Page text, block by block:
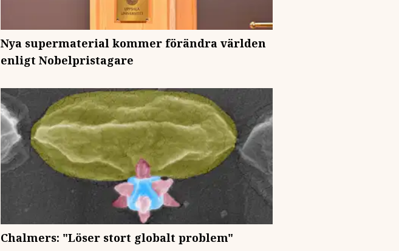
Nya supermaterial kommer förändra världen
enligt Nobelpristagare
Chalmers: "Löser stort globalt problem"